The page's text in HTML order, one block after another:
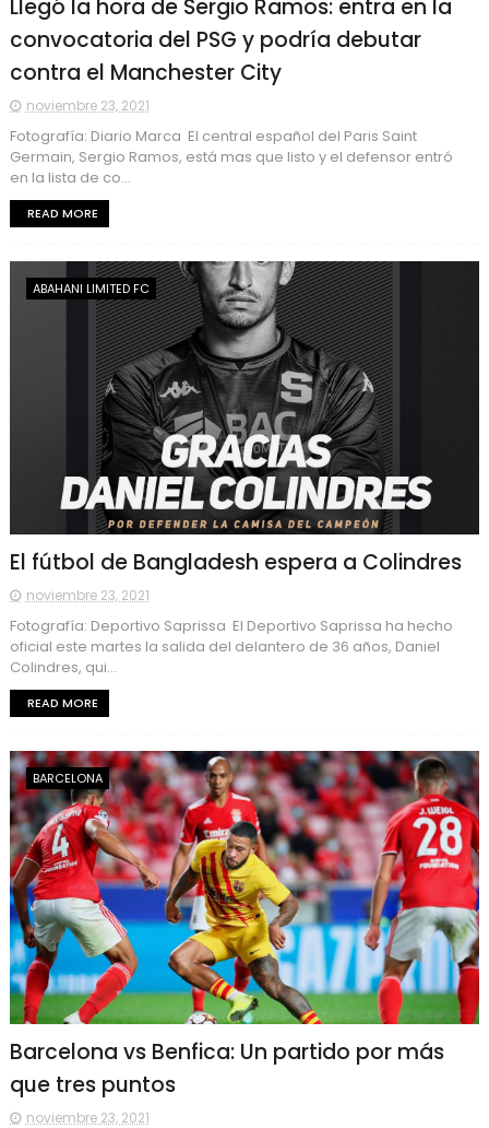
Llegó la hora de Sergio Ramos: entra en la
convocatoria del PSG y podría debutar
contra el Manchester City
noviembre 23, 2021
Fotografía: Diario Marca El central español del Paris Saint
Germain, Sergio Ramos, está mas que listo y el defensor entró
en la lista de co...
READ MORE
ABAHANI LIMITED FC
El fútbol de Bangladesh espera a Colindres
noviembre 23, 2021
Fotografía: Deportivo Saprissa El Deportivo Saprissa ha hecho
oficial este martes la salida del delantero de 36 años, Daniel
Colindres, qui...
READ MORE
BARCELONA
Barcelona vs Benfica: Un partido por más
que tres puntos
noviembre 23, 2021